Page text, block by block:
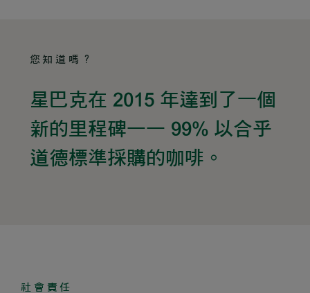
您知道嗎？
星巴克在 2015 年達到了一個
新的里程碑—— 99% 以合乎
道德標準採購的咖啡。
社會責任